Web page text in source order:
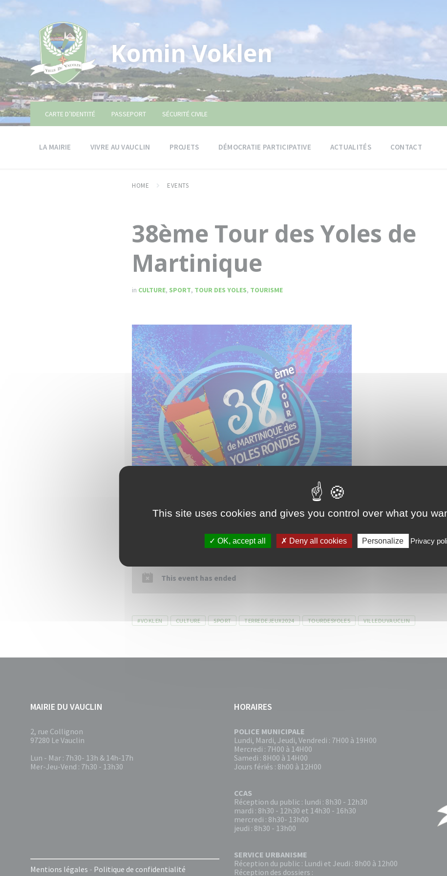
Komin Voklen
CARTE D’IDENTITÉ PASSEPORT SÉCURITÉ CIVILE
LA MAIRIE VIVRE AU VAUCLIN PROJETS DÉMOCRATIE PARTICIPATIVE ACTUALITÉS CONTACT
HOME EVENTS
38ème Tour des Yoles de
Martinique
in CULTURE, SPORT, TOUR DES YOLES, TOURISME
This event has ended
Tags
#VOKLEN CULTURE SPORT TERREDEJEUX2024 TOURDESYOLES VILLEDUVAUCLIN
MAIRIE DU VAUCLIN
2, rue Collignon
97280 Le Vauclin
Lun - Mar : 7h30- 13h & 14h-17h
Mer-Jeu-Vend : 7h30 - 13h30
Mentions légales - Politique de confidentialité
HORAIRES
POLICE MUNICIPALE
Lundi, Mardi, Jeudi, Vendredi : 7H00 à 19H00
Mercredi : 7H00 à 14H00
Samedi : 8H00 à 14H00
Jours fériés : 8h00 à 12H00
CCAS
Réception du public : lundi : 8h30 - 12h30
mardi : 8h30 - 12h30 et 14h30 - 16h30
mercredi : 8h30- 13h00
jeudi : 8h30 - 13h00
SERVICE URBANISME
Réception du public : Lundi et Jeudi : 8h00 à 12h00
Réception des dossiers :
This site uses cookies and gives you control over what you
OK, accept all Deny all cookies Personalize Privacy